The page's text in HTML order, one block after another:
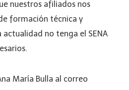
nuestros afiliados nos
formación técnica y
no tenga el SENA
María Bulla al correo